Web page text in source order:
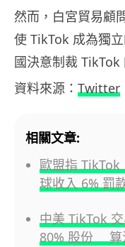
然而，白宮貿易顧
使 TikTok 成為獨
國決意制裁 TikTok
資料來源： Twitter
相關文章:
歐盟指
球收入 6% 罰
中美 TikTok
80% 股份 算